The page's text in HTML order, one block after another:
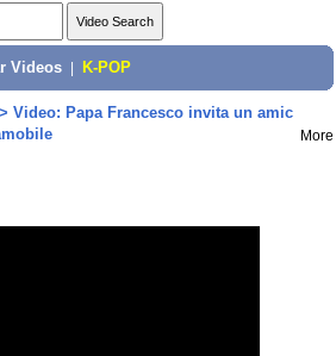
Videos K-POP
Video: Papa Francesco invita un amic
More